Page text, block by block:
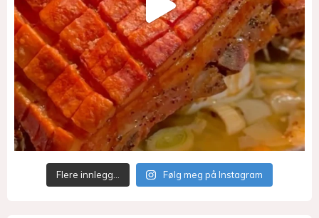
Flere innlegg… Følg meg på Instagram